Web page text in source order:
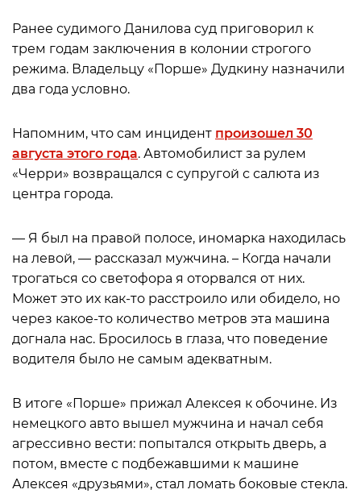
Ранее судимого Данилова суд приговорил к
трем годам заключения в колонии строгого
режима. Владельцу «Порше» Дудкину назначили
два года условно.
Напомним, что сам инцидент произошел 30
августа этого года. Автомобилист за рулем
«Черри» возвращался с супругой с салюта из
центра города.
— Я был на правой полосе, иномарка находилась
на левой, — рассказал мужчина. – Когда начали
трогаться со светофора я оторвался от них.
Может это их как-то расстроило или обидело, но
через какое-то количество метров эта машина
догнала нас. Бросилось в глаза, что поведение
водителя было не самым адекватным.
В итоге «Порше» прижал Алексея к обочине. Из
немецкого авто вышел мужчина и начал себя
агрессивно вести: попытался открыть дверь, а
потом, вместе с подбежавшими к машине
Алексея «друзьями», стал ломать боковые стекла.